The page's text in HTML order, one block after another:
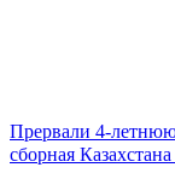
Прервали 4-летнюю
сборная